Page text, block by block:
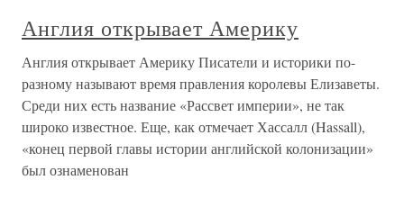
Англия открывает Америку
Англия открывает Америку Писатели и историки по-
разному называют время правления королевы Елизаветы.
Среди них есть название «Рассвет империи», не так
широко известное. Еще, как отмечает Хассалл (Hassall),
«конец первой главы истории английской колонизации»
был ознаменован